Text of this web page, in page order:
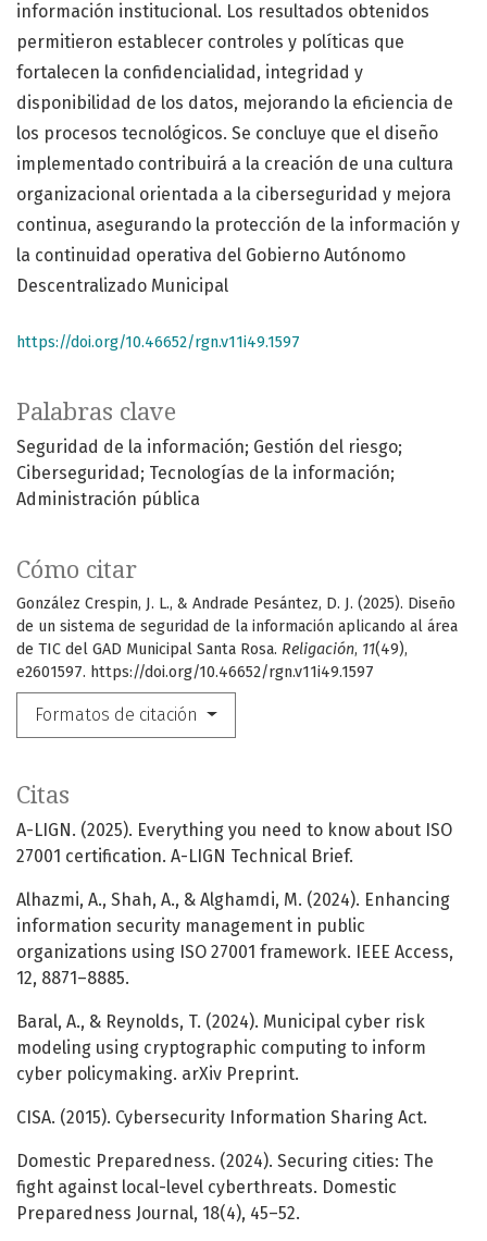
Palabras clave
Seguridad de la información; Gestión del riesgo;
Ciberseguridad; Tecnologías de la información;
Administración pública
Cómo citar
González Crespin, J. L., & Andrade Pesántez, D. J. (2025). Diseño
de un sistema de seguridad de la información aplicando al área
de TIC del GAD Municipal Santa Rosa. Religación, 11(49),
e2601597. https://doi.org/10.46652/rgn.v11i49.1597
Formatos de citación
información institucional. Los resultados obtenidos
permitieron establecer controles y políticas que
fortalecen la confidencialidad, integridad y
disponibilidad de los datos, mejorando la eficiencia de
los procesos tecnológicos. Se concluye que el diseño
implementado contribuirá a la creación de una cultura
organizacional orientada a la ciberseguridad y mejora
continua, asegurando la protección de la información y
la continuidad operativa del Gobierno Autónomo
Descentralizado Municipal
https://doi.org/10.46652/rgn.v11i49.1597
Citas
A-LIGN. (2025). Everything you need to know about ISO
27001 certification. A-LIGN Technical Brief.
Alhazmi, A., Shah, A., & Alghamdi, M. (2024). Enhancing
information security management in public
organizations using ISO 27001 framework. IEEE Access,
12, 8871–8885.
Baral, A., & Reynolds, T. (2024). Municipal cyber risk
modeling using cryptographic computing to inform
cyber policymaking. arXiv Preprint.
CISA. (2015). Cybersecurity Information Sharing Act.
Domestic Preparedness. (2024). Securing cities: The
fight against local-level cyberthreats. Domestic
Preparedness Journal, 18(4), 45–52.